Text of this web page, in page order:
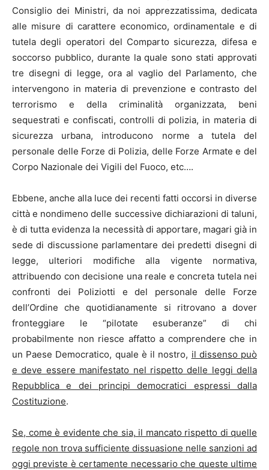
Consiglio dei Ministri, da noi apprezzatissima, dedicata
alle misure di carattere economico, ordinamentale e di
tutela degli operatori del Comparto sicurezza, difesa e
soccorso pubblico, durante la quale sono stati approvati
tre disegni di legge, ora al vaglio del Parlamento, che
intervengono in materia di prevenzione e contrasto del
terrorismo e della criminalità organizzata, beni
sequestrati e confiscati, controlli di polizia, in materia di
sicurezza urbana, introducono norme a tutela del
personale delle Forze di Polizia, delle Forze Armate e del
Corpo Nazionale dei Vigili del Fuoco, etc….
Ebbene, anche alla luce dei recenti fatti occorsi in diverse
città e nondimeno delle successive dichiarazioni di taluni,
è di tutta evidenza la necessità di apportare, magari già in
sede di discussione parlamentare dei predetti disegni di
legge, ulteriori modifiche alla vigente normativa,
attribuendo con decisione una reale e concreta tutela nei
confronti dei Poliziotti e del personale delle Forze
dell’Ordine che quotidianamente si ritrovano a dover
fronteggiare le “pilotate esuberanze” di chi
probabilmente non riesce affatto a comprendere che in
un Paese Democratico, quale è il nostro, il dissenso può
e deve essere manifestato nel rispetto delle leggi della
Repubblica e dei principi democratici espressi dalla
Costituzione.
Se, come è evidente che sia, il mancato rispetto di quelle
regole non trova sufficiente dissuasione nelle sanzioni ad
oggi previste è certamente necessario che queste ultime